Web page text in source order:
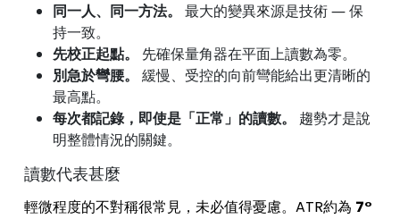
同一人、同一方法。
最大的變異來源是技術 — 保
持一致。
先校正起點。
先確保量角器在平面上讀數為零。
別急於彎腰。
緩慢、受控的向前彎能給出更清晰的
最高點。
每次都記錄，即使是「正常」的讀數。
趨勢才是說
明整體情況的關鍵。
讀數代表甚麼
輕微程度的不對稱很常見，未必值得憂慮。ATR約為 7°